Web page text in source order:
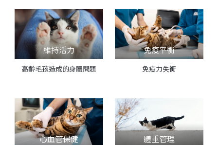
維持活力
高齡毛孩造成的身體問題
免疫平衡
免疫力失衡
心血管保健 體重管理